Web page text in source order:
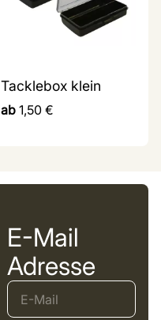
Tacklebox klein
ab 1,50 €
E-Mail
Adresse